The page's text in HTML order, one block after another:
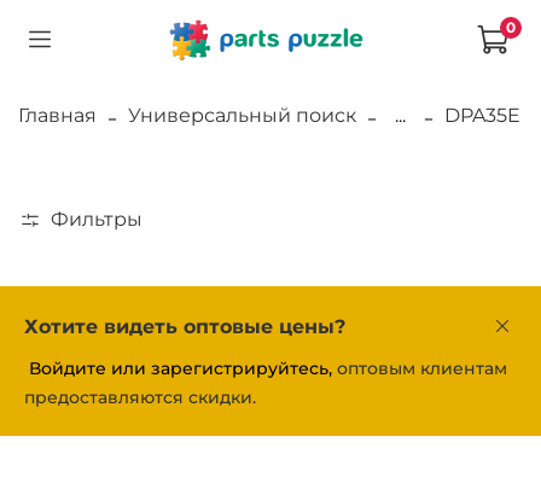
0
Главная Универсальный поиск ... DPA35E
Фильтры
Хотите видеть оптовые цены?
Войдите или зарегистрируйтесь, оптовым клиентам
предоставляются скидки.